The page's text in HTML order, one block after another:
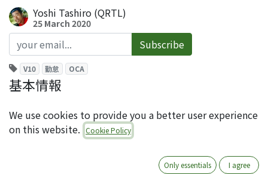
Yoshi Tashiro (QRTL)
25 March 2020
Subscribe
V10 勤怠 OCA
基本情報
hr_attendance_report_theoretical_time
ライセンス：AGPL-3
We use cookies to provide you a better user experience
on this website. Cookie Policy
Only essentials I agree